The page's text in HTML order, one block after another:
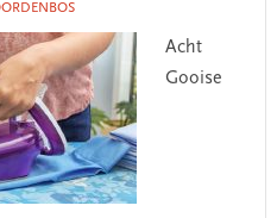
Acht
Gooise